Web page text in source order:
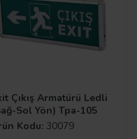
Çıkış Armatürü Ledli
Sol Yön) Tpa-105
Kodu: 30079